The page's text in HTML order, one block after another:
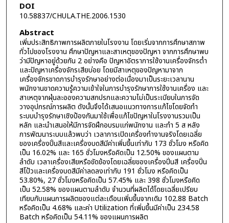
DOI
10.58837/CHULA.THE.2006.1530
Abstract
เพิ่มประสิทธิภาพการผลิตภายในโรงงาน โดยเริ่มจากการศึกษาสภาพ
ทั่วไปของโรงงาน ศึกษาปัญหาและสาเหตุของปัญหา จากการศึกษาพบ
ว่ามีปัญหาอยู่ด้วยกัน 2 อย่างคือ ปัญหาอัตราการใช้งานเครื่องจักรต่ำ
และปัญหาเครื่องจักรเสียบ่อย โดยมีสาเหตุของปัญหามาจาก
เครื่องจักรขาดการบำรุงรักษาอย่างต่อเนื่องมาเป็นระยะเวลานาน
พนักงานขาดความรู้ความเข้าใจในการบำรุงรักษาการใช้งานเครื่อง และ
สาเหตุจากฝุ่นละอองความสกปรกและความไม่เป็นระเบียบในการจัด
วางอุปกรณ์การผลิต ดังนั้นจึงได้เสนอแนวทางการแก้ไขโดยจัดทำ
ระบบบำรุงรักษาเชิงป้องกันมาใช้เพื่อแก้ไขปัญหาในโรงงานรวมเป็น
หลัก และนำเสนอให้มีการจัดฝึกอบรมแก่พนักงาน และทำ 5 ส หลัง
การพัฒนาระบบแล้วพบว่า เวลาการเปิดเครื่องทำงานจริงโดยเฉลี่ย
ของเครื่องปั่นสีและเครื่องบดสีมีค่าเพิ่มขึ้นเท่ากับ 173 ชั่วโมง หรือคิด
เป็น 16.02% และ 165 ชั่วโมงหรือคิดเป็น 12.50% ของแผนตาม
ลำดับ เวลาเครื่องเสียหรือขัดข้องโดยเฉลี่ยของเครื่องปั่นสี เครื่องปั่น
สีโป้วและเครื่องบดสีมีค่าลดลงเท่ากับ 191 ชั่วโมง หรือคิดเป็น
53.80%, 27 ชั่วโมงหรือคิดเป็น 57.45% และ 398 ชั่วโมงหรือคิด
เป็น 52.58% ของแผนตามลำดับ จำนวนที่ผลิตได้โดยเฉลี่ยเปรียบ
เทียบกับแผนการผลิตของแต่ละเดือนเพิ่มขึ้นจากเดิม 102.88 Batch
หรือคิดเป็น 4.68% และค่า Utilization ที่เพิ่มขึ้นมีค่าเป็น 234.58
Batch หรือคิดเป็น 54.11% ของแผนการผลิต